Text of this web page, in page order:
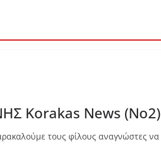
Korakas News (No2)
τους φίλους αναγνώστες